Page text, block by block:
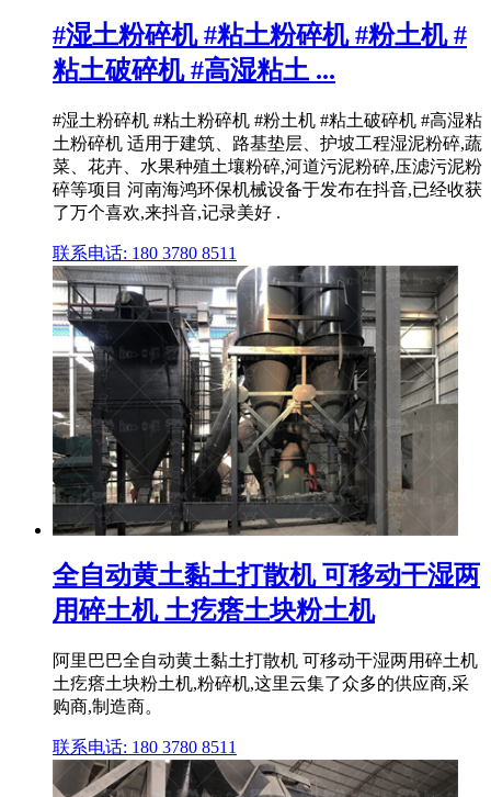
#湿土粉碎机 #粘土粉碎机 #粉土机 #
粘土破碎机 #高湿粘土 ...
#湿土粉碎机 #粘土粉碎机 #粉土机 #粘土破碎机 #高湿粘
土粉碎机 适用于建筑、路基垫层、护坡工程湿泥粉碎,蔬
菜、花卉、水果种殖土壤粉碎,河道污泥粉碎,压滤污泥粉
碎等项目 河南海鸿环保机械设备于发布在抖音,已经收获
了万个喜欢,来抖音,记录美好 .
联系电话: 180 3780 8511
全自动黄土黏土打散机 可移动干湿两
用碎土机 土疙瘩土块粉土机
阿里巴巴全自动黄土黏土打散机 可移动干湿两用碎土机
土疙瘩土块粉土机,粉碎机,这里云集了众多的供应商,采
购商,制造商。
联系电话: 180 3780 8511